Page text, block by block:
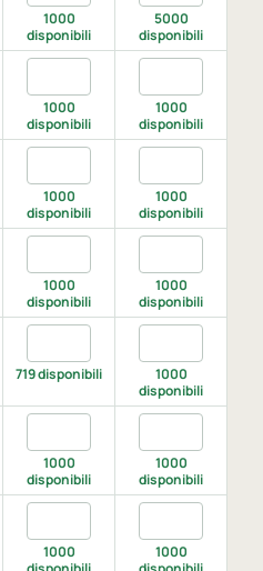
1000
disponibili
5000
disponibili
1000
disponibili
1000
disponibili
1000
disponibili
1000
disponibili
1000
disponibili
1000
disponibili
719 disponibili
1000
disponibili
1000
disponibili
1000
disponibili
1000
1000